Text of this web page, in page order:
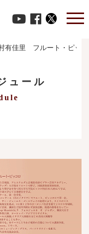
有佳里 フルート・ピッ
ュール